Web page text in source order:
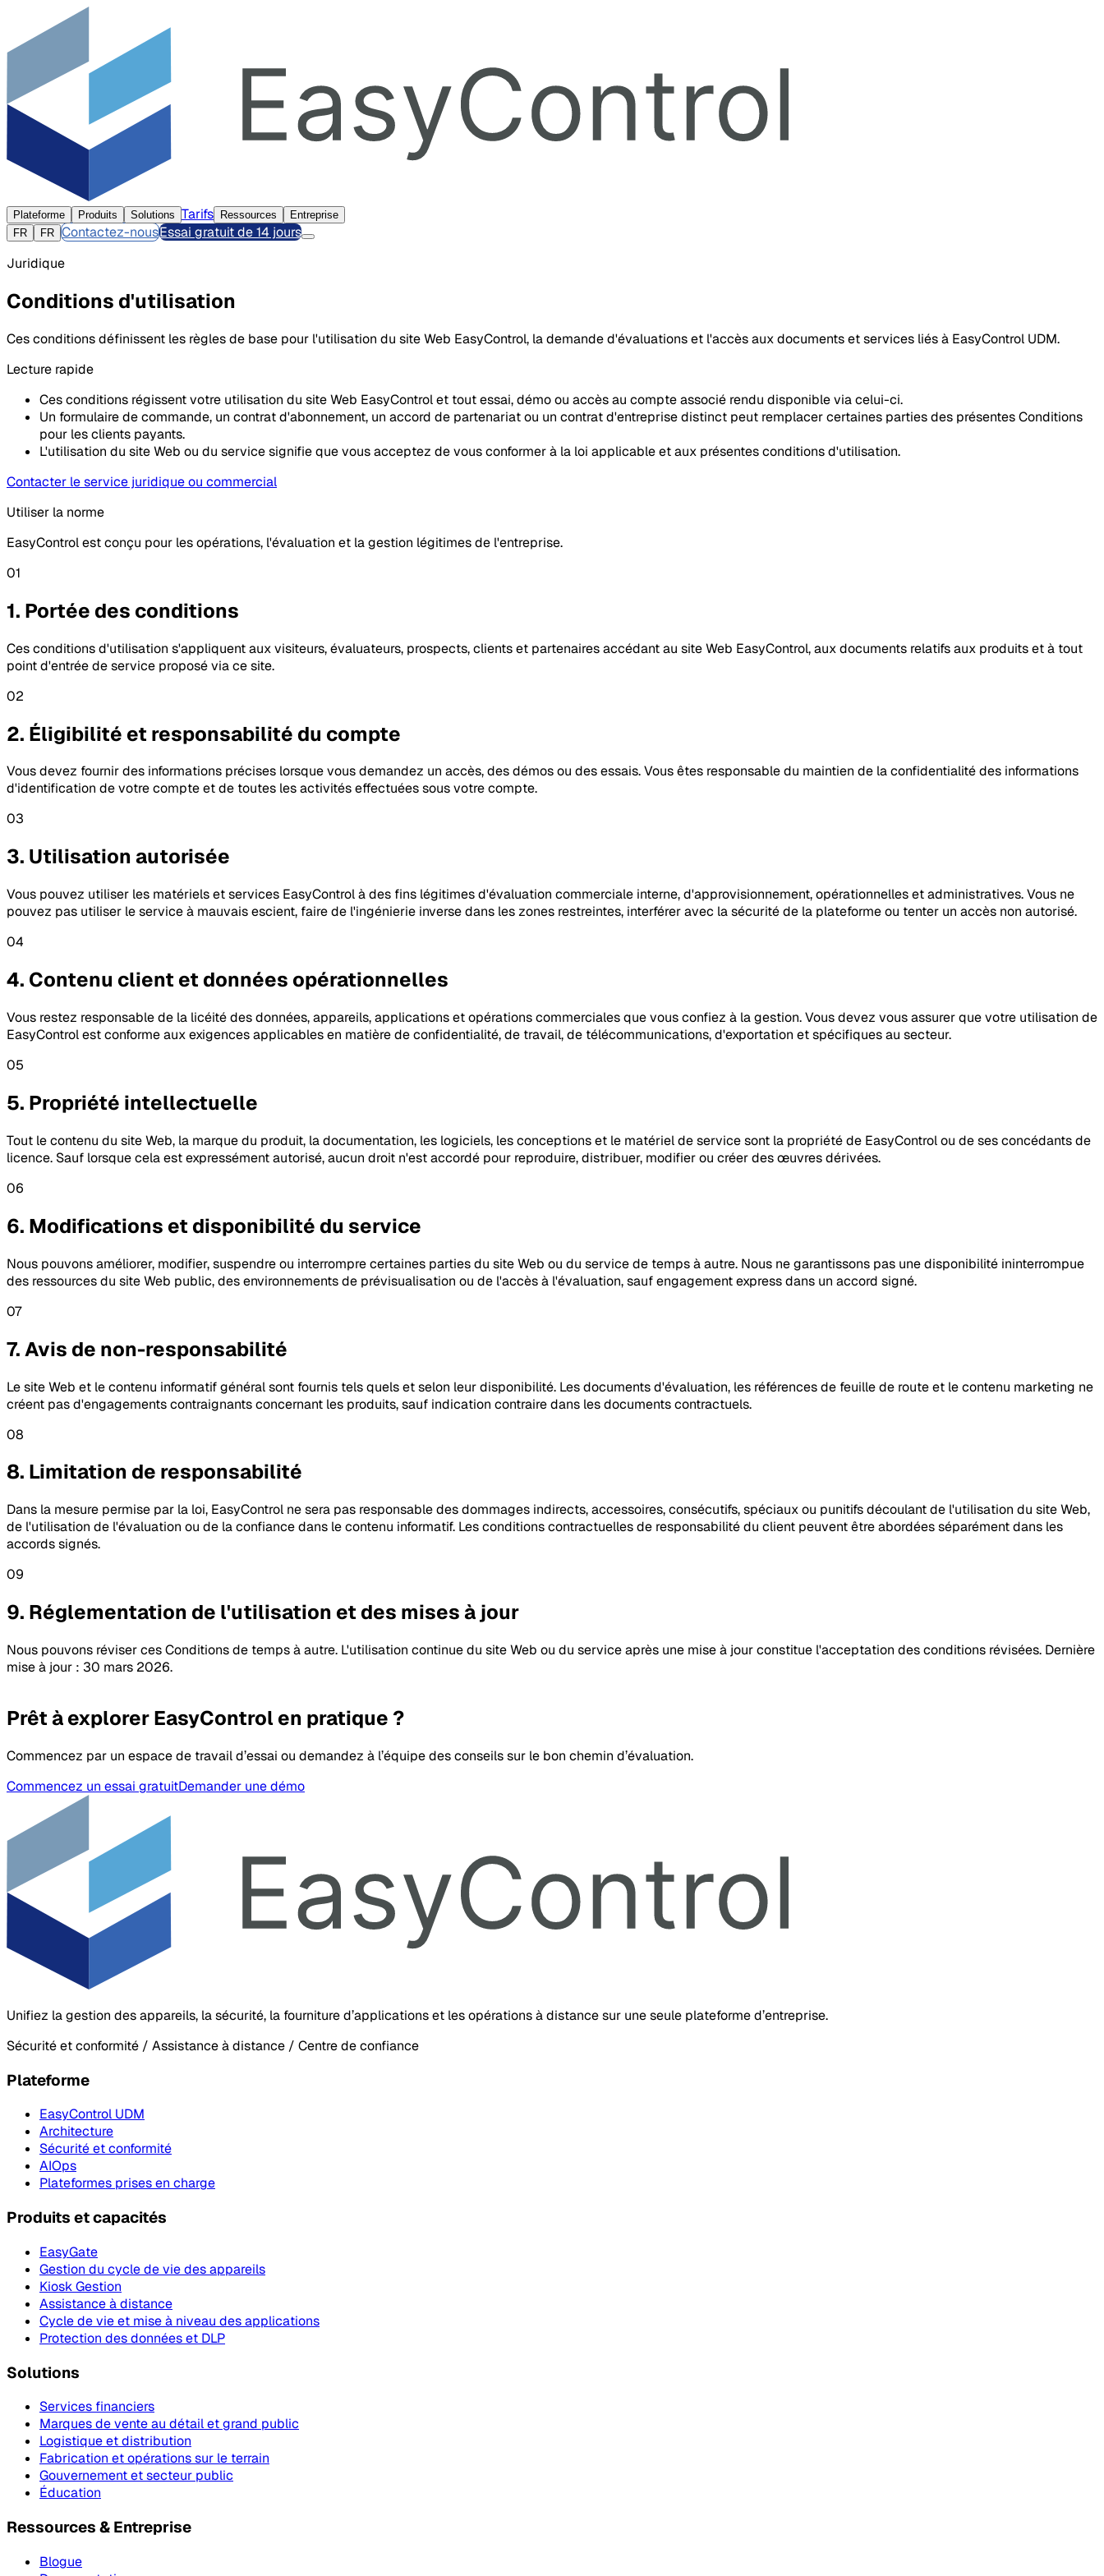
Plateforme Produits Solutions Tarifs Ressources
Entreprise
FR
FR Contactez-nousEssai gratuit de 14 jours
Juridique
Conditions d'utilisation
Ces conditions définissent les règles de base pour l'utilisation du site Web EasyControl, la demande d'évaluations et l'accès aux documents et services liés à EasyControl UDM.
Lecture rapide
Ces conditions régissent votre utilisation du site Web EasyControl et tout essai, démo ou accès au compte associé rendu disponible via celui-ci.
Un formulaire de commande, un contrat d'abonnement, un accord de partenariat ou un contrat d'entreprise distinct peut remplacer certaines parties des présentes Conditions
pour les clients payants.
L'utilisation du site Web ou du service signifie que vous acceptez de vous conformer à la loi applicable et aux présentes conditions d'utilisation.
Contacter le service juridique ou commercial
Utiliser la norme
EasyControl est conçu pour les opérations, l'évaluation et la gestion légitimes de l'entreprise.
01
1. Portée des conditions
Ces conditions d'utilisation s'appliquent aux visiteurs, évaluateurs, prospects, clients et partenaires accédant au site Web EasyControl, aux documents relatifs aux produits et à tout
point d'entrée de service proposé via ce site.
02
2. Éligibilité et responsabilité du compte
Vous devez fournir des informations précises lorsque vous demandez un accès, des démos ou des essais. Vous êtes responsable du maintien de la confidentialité des informations
d'identification de votre compte et de toutes les activités effectuées sous votre compte.
03
3. Utilisation autorisée
Vous pouvez utiliser les matériels et services EasyControl à des fins légitimes d'évaluation commerciale interne, d'approvisionnement, opérationnelles et administratives. Vous ne
pouvez pas utiliser le service à mauvais escient, faire de l'ingénierie inverse dans les zones restreintes, interférer avec la sécurité de la plateforme ou tenter un accès non autorisé.
04
4. Contenu client et données opérationnelles
Vous restez responsable de la licéité des données, appareils, applications et opérations commerciales que vous confiez à la gestion. Vous devez vous assurer que votre utilisation de
EasyControl est conforme aux exigences applicables en matière de confidentialité, de travail, de télécommunications, d'exportation et spécifiques au secteur.
05
5. Propriété intellectuelle
Tout le contenu du site Web, la marque du produit, la documentation, les logiciels, les conceptions et le matériel de service sont la propriété de EasyControl ou de ses concédants de
licence. Sauf lorsque cela est expressément autorisé, aucun droit n'est accordé pour reproduire, distribuer, modifier ou créer des œuvres dérivées.
06
6. Modifications et disponibilité du service
Nous pouvons améliorer, modifier, suspendre ou interrompre certaines parties du site Web ou du service de temps à autre. Nous ne garantissons pas une disponibilité ininterrompue
des ressources du site Web public, des environnements de prévisualisation ou de l'accès à l'évaluation, sauf engagement express dans un accord signé.
07
7. Avis de non-responsabilité
Le site Web et le contenu informatif général sont fournis tels quels et selon leur disponibilité. Les documents d'évaluation, les références de feuille de route et le contenu marketing ne
créent pas d'engagements contraignants concernant les produits, sauf indication contraire dans les documents contractuels.
08
8. Limitation de responsabilité
Dans la mesure permise par la loi, EasyControl ne sera pas responsable des dommages indirects, accessoires, consécutifs, spéciaux ou punitifs découlant de l'utilisation du site Web,
de l'utilisation de l'évaluation ou de la confiance dans le contenu informatif. Les conditions contractuelles de responsabilité du client peuvent être abordées séparément dans les
accords signés.
09
9. Réglementation de l'utilisation et des mises à jour
Nous pouvons réviser ces Conditions de temps à autre. L'utilisation continue du site Web ou du service après une mise à jour constitue l'acceptation des conditions révisées. Dernière
mise à jour : 30 mars 2026.
Prêt à explorer EasyControl en pratique ?
Commencez par un espace de travail d’essai ou demandez à l’équipe des conseils sur le bon chemin d’évaluation.
Commencez un essai gratuitDemander une démo
Unifiez la gestion des appareils, la sécurité, la fourniture d’applications et les opérations à distance sur une seule plateforme d’entreprise.
Sécurité et conformité / Assistance à distance / Centre de confiance
Plateforme
EasyControl UDM
Architecture
Sécurité et conformité
AIOps
Plateformes prises en charge
Produits et capacités
EasyGate
Gestion du cycle de vie des appareils
Kiosk Gestion
Assistance à distance
Cycle de vie et mise à niveau des applications
Protection des données et DLP
Solutions
Services financiers
Marques de vente au détail et grand public
Logistique et distribution
Fabrication et opérations sur le terrain
Gouvernement et secteur public
Éducation
Ressources & Entreprise
Blogue